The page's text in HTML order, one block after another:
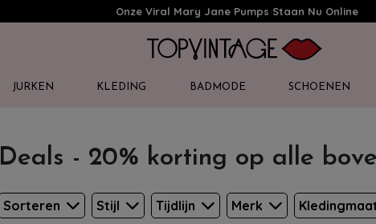
Onze Viral Mary Jane Pumps Staan Nu Online
JURKEN KLEDING BADMODE SCHOENEN
Deals - 20% korting op alle
Sorteren Stijl Tijdlijn Merk